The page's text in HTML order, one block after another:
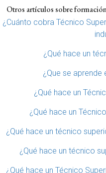
Otros artículos sobre
¿Cuánto cobra Técnico
¿Qué hace un
¿Que se aprende
¿Qué hace un
¿Qué hace un
¿Qué hace un técnico
¿Qué hace un técnico
¿Qué hace un Técnico